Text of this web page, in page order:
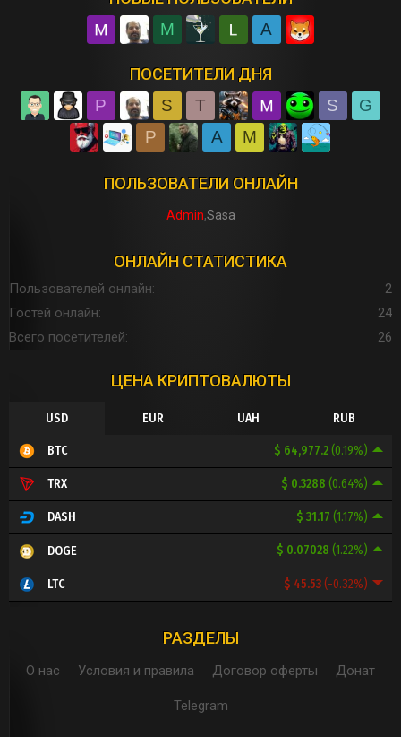
M A
ПОСЕТИТЕЛИ ДНЯ
P S T S
G
P
A M
ПОЛЬЗОВАТЕЛИ ОНЛАЙН
Admin Sasa
ОНЛАЙН СТАТИСТИКА
Пользователей онлайн
2
Гостей онлайн
24
Всего посетителей
26
ЦЕНА КРИПТОВАЛЮТЫ
USD EUR UAH RUB
$ 64,977.2(0.19%)
BTC
$ 0.3288 (0.64%)
TRX
$ 31.17 (1.17%)
DASH
$ 0.07028 (1.22%)
DOGE
$ 45.53(-0.32%)
LTC
РАЗДЕЛЫ
О нас Условия и правила Договор оферты Донат
Telegram